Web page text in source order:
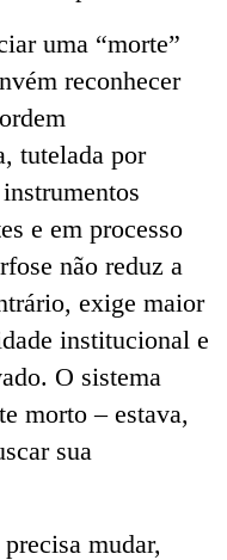
uma “morte”
reconhecer
tutelada por
e em processo
não reduz a
exige maior
institucional e
O sistema
morto – estava,
sua
mudar,